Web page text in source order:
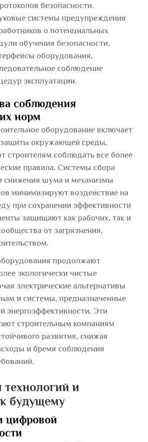
безопасности.
системы предупреждения
о потенциальных
обучения безопасности,
оборудования,
соблюдение
эксплуатации.
соблюдения
норм
оборудование включает
окружающей среды,
строителям соблюдать все более
правила. Системы сбора
снижения шума и механизмы
минимизируют воздействие на
при сохранении эффективности
защищают как рабочих, так и
от загрязнения,
продолжают
экологически чистые
электрические альтернативы
и системы, предназначенные
энергоэффективности. Эти
строительным компаниям
развития, снижая
и бремя соблюдения
технологий и
будущему
цифровой